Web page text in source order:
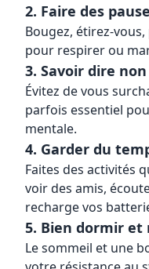
2. Faire des
Bougez, étirez-
pour respirer ou
3. Savoir dire non
Évitez de vous
parfois essentiel
mentale.
4. Garder du
Faites des activités
voir des amis,
recharge vos
5. Bien dormir
Le sommeil et une